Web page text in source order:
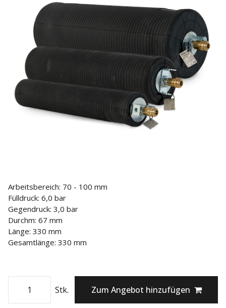
Arbeitsbereich: 70 - 100 mm
Fülldruck: 6,0 bar
Gegendruck: 3,0 bar
Durchm: 67 mm
Länge: 330 mm
Gesamtlänge: 330 mm
Stk. Zum Angebot hinzufügen